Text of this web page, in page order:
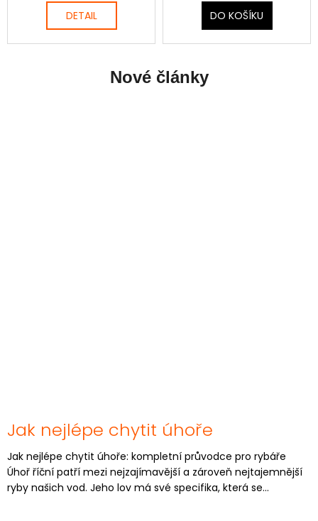
DETAIL DO KOŠÍKU
Nové články
Jak nejlépe chytit úhoře
Jak nejlépe chytit úhoře: kompletní průvodce pro rybáře
Úhoř říční patří mezi nejzajímavější a zároveň nejtajemnější
ryby našich vod. Jeho lov má své specifika, která se...